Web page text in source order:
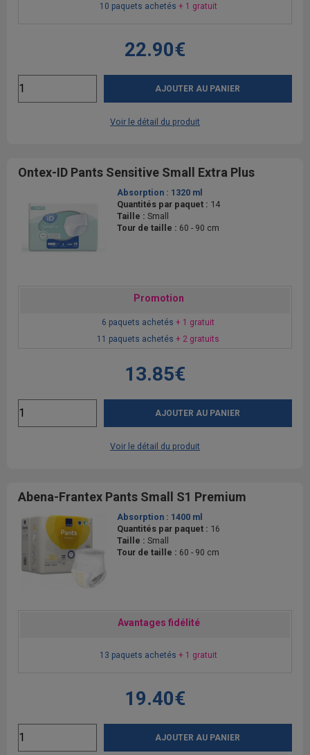
10 paquets achetés + 1 gratuit
22.90€
AJOUTER AU PANIER
Voir le détail du produit
Ontex-ID Pants Sensitive Small Extra Plus
Absorption : 1320 ml
Quantités par paquet : 14
Taille : Small
Tour de taille : 60 - 90 cm
Promotion
6 paquets achetés + 1 gratuit
11 paquets achetés + 2 gratuits
13.85€
AJOUTER AU PANIER
Voir le détail du produit
Abena-Frantex Pants Small S1 Premium
Absorption : 1400 ml
Quantités par paquet : 16
Taille : Small
Tour de taille : 60 - 90 cm
Avantages fidélité
13 paquets achetés + 1 gratuit
19.40€
AJOUTER AU PANIER